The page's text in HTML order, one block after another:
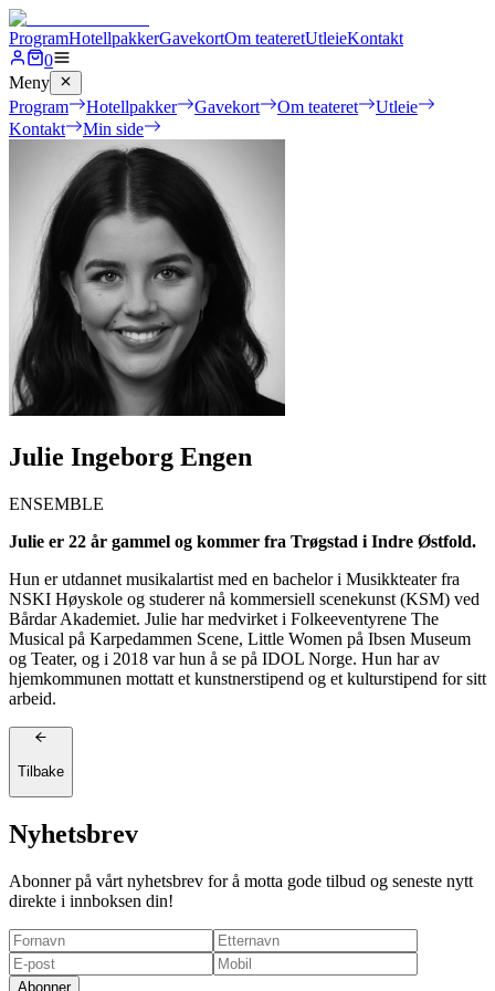
ProgramHotellpakkerGavekortOm teateretUtleieKontakt
0
Meny
Program
Hotellpakker Gavekort Om teateret
Utleie
Kontakt
Min side
Julie Ingeborg Engen
ENSEMBLE
Julie er 22 år gammel og kommer fra Trøgstad i Indre Østfold.
Hun er utdannet musikalartist med en bachelor i Musikkteater fra
NSKI Høyskole og studerer nå kommersiell scenekunst (KSM) ved
Bårdar Akademiet. Julie har medvirket i Folkeeventyrene The
Musical på Karpedammen Scene, Little Women på Ibsen Museum
og Teater, og i 2018 var hun å se på IDOL Norge. Hun har av
hjemkommunen mottatt et kunstnerstipend og et kulturstipend for sitt
arbeid.
Tilbake
Nyhetsbrev
Abonner på vårt nyhetsbrev for å motta gode tilbud og seneste nytt
direkte i innboksen din!
Abonner